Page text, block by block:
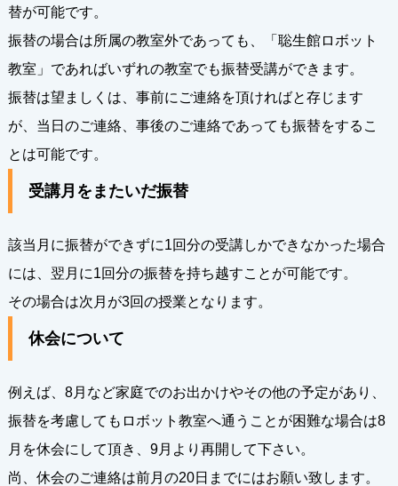
替が可能です。
振替の場合は所属の教室外であっても、「聡生館ロボット
教室」であればいずれの教室でも振替受講ができます。
振替は望ましくは、事前にご連絡を頂ければと存じます
が、当日のご連絡、事後のご連絡であっても振替をするこ
とは可能です。
受講月をまたいだ振替
該当月に振替ができずに1回分の受講しかできなかった場合
には、翌月に1回分の振替を持ち越すことが可能です。
その場合は次月が3回の授業となります。
休会について
例えば、8月など家庭でのお出かけやその他の予定があり、
振替を考慮してもロボット教室へ通うことが困難な場合は8
月を休会にして頂き、9月より再開して下さい。
尚、休会のご連絡は前月の20日までにはお願い致します。